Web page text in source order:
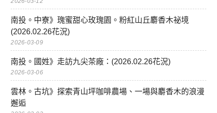
南投。中寮》瑰蜜甜心玫瑰園。粉紅山丘麝香木祕境
(2026.02.26花況)
2026-03-09
南投。國姓》走訪九尖茶廠：(2026.02.26花況)
2026-03-06
雲林。古坑》探索青山坪咖啡農場、一場與麝香木的浪漫
邂逅